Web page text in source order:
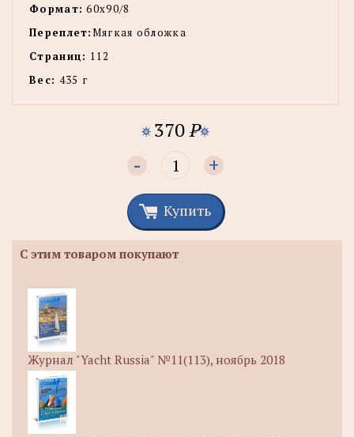
Формат: 60х90/8
Переплет:Мягкая обложка
Страниц: 112
Вес: 435 г
370P
- +
Купить
С этим товаром покупают
Журнал "Yacht Russia" №11(113), ноябрь 2018